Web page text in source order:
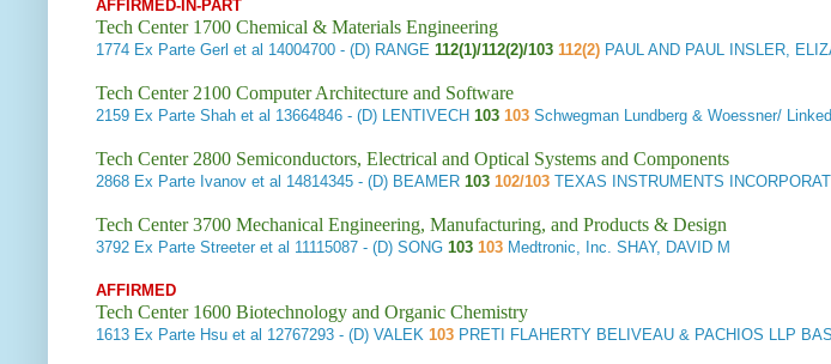
AFFIRMED-IN-PART
Tech Center 1700 Chemical & Materials Engineering
1774 Ex Parte Gerl et al 14004700 - (D) RANGE 112(1)/112(2)/103 112(2) PAUL AND PAUL INSLER,
Tech Center 2100 Computer Architecture and Software
2159 Ex Parte Shah et al 13664846 - (D) LENTIVECH 103 103 Schwegman Lundberg & Woessner/
Tech Center 2800 Semiconductors, Electrical and Optical Systems and Components
2868 Ex Parte Ivanov et al 14814345 - (D) BEAMER 103 102/103 TEXAS INSTRUMENTS
Tech Center 3700 Mechanical Engineering, Manufacturing, and Products & Design
3792 Ex Parte Streeter et al 11115087 - (D) SONG 103 103 Medtronic, Inc. SHAY, DAVID M
AFFIRMED
Tech Center 1600 Biotechnology and Organic Chemistry
1613 Ex Parte Hsu et al 12767293 - (D) VALEK 103 PRETI FLAHERTY BELIVEAU & PACHIOS LLP